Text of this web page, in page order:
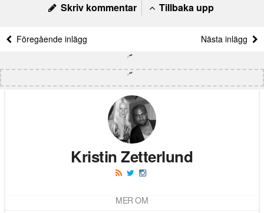
Skriv kommentar Tillbaka upp
Föregående inlägg Nästa inlägg
Kristin Zetterlund
MER OM